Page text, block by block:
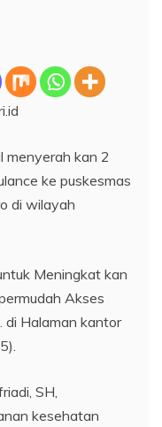
menyerah kan 2
ke puskesmas
di wilayah
Meningkat kan
Akses
di Halaman kantor
SH,
kesehatan